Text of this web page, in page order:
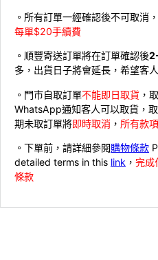
。所有訂單一經確認後不可取消
每單$20手續費
。順豐寄送訂單將在訂單確認後
多，出貨日子將會延長，希望客
。門市自取訂單不能即日取貨 ，
WhatsApp通知客人可以取貨，
期未取訂單將即時取消 ， 所有款
。下單前，請詳細參閱購物條款
detailed terms in this link ， 完成
條款